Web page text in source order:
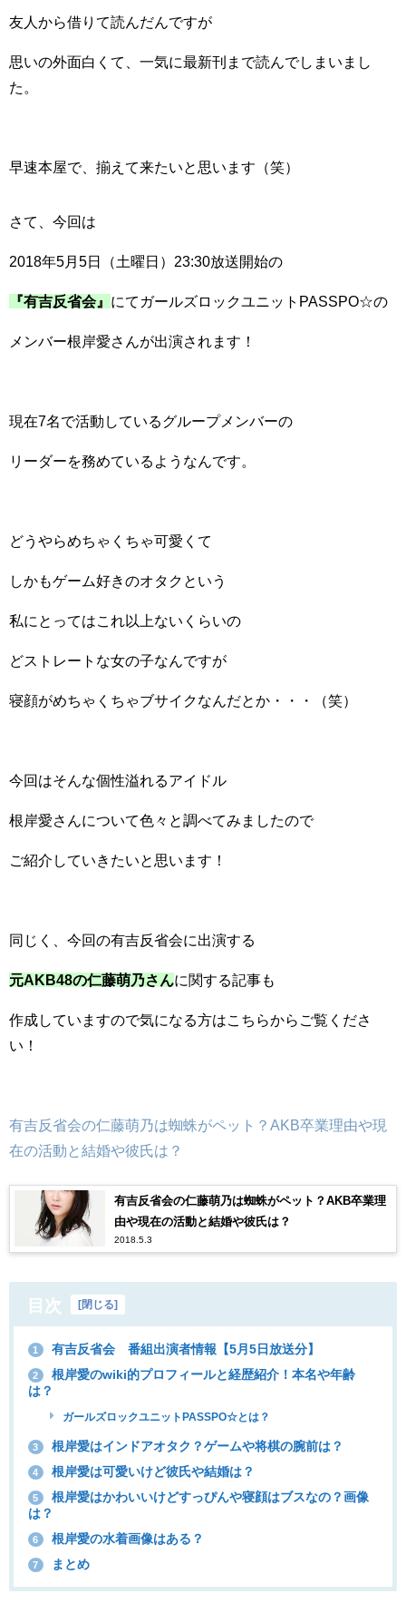
友人から借りて読んだんですが
思いの外面白くて、一気に最新刊まで読んでしまいまし
た。
早速本屋で、揃えて来たいと思います（笑）
さて、今回は
2018年5月5日（土曜日）23:30放送開始の
『有吉反省会』 にてガールズロックユニットPASSPO☆の
メンバー根岸愛さんが出演されます！
現在7名で活動しているグループメンバーの
リーダーを務めているようなんです。
どうやらめちゃくちゃ可愛くて
しかもゲーム好きのオタクという
私にとってはこれ以上ないくらいの
どストレートな女の子なんですが
寝顔がめちゃくちゃブサイクなんだとか・・・（笑）
今回はそんな個性溢れるアイドル
根岸愛さんについて色々と調べてみましたので
ご紹介していきたいと思います！
同じく、今回の有吉反省会に出演する
元AKB48の仁藤萌乃さんに関する記事も
作成していますので気になる方はこちらからご覧くださ
い！
有吉反省会の仁藤萌乃は蜘蛛がペット？AKB卒業理由や現
在の活動と結婚や彼氏は？
有吉反省会の仁藤萌乃は蜘蛛がペット？AKB卒業理
由や現在の活動と結婚や彼氏は？
2018.5.3
目次 [閉じる]
1 有吉反省会 番組出演者情報【5月5日放送分】
2
根岸愛のwiki的プロフィールと経歴紹介！本名や年齢
は？
ガールズロックユニットPASSPO☆とは？
3 根岸愛はインドアオタク？ゲームや将棋の腕前は？
4 根岸愛は可愛いけど彼氏や結婚は？
5
根岸愛はかわいいけどすっぴんや寝顔はブスなの？画像
は？
6 根岸愛の水着画像はある？
7 まとめ